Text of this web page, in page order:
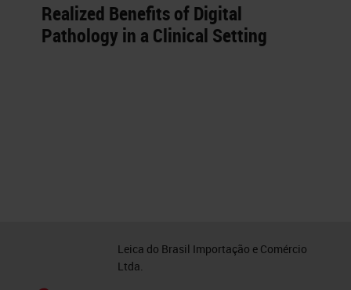
Realized Benefits of Digital
Pathology in a Clinical Setting
Leica do Brasil Importação e Comércio
Ltda.